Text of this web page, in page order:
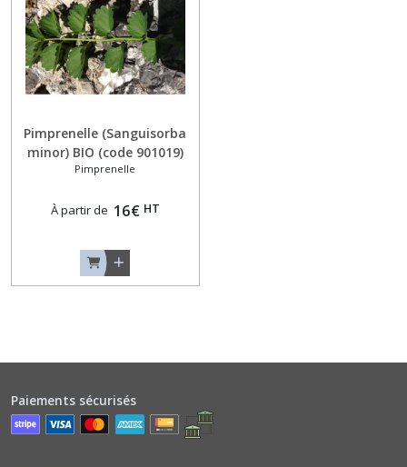
Pimprenelle (Sanguisorba
minor) BIO (code 901019)
Pimprenelle
À partir de 16€ HT
Aneths
(3)
(2)
(1)
Baselles
Arômes
Basilics
Paiements sécurisés